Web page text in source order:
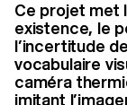
Ce projet met
existence, le
l’incertitude
vocabulaire
caméra
imitant